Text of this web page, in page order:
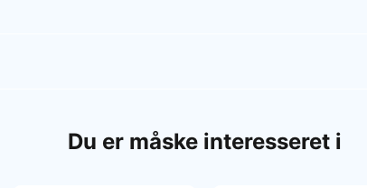
Du er måske interesseret i